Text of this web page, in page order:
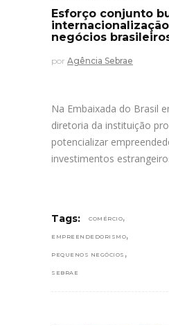
Esforço conjunto
negócios
por Agência Sebrae
Na Embaixada do Brasil
diretoria da instituição
potencializar
investimentos
Tags: COMÉRCIO,
EMPREENDEDORISMO,
PEQUENOS NEGÓCIOS ,
SEBRAE